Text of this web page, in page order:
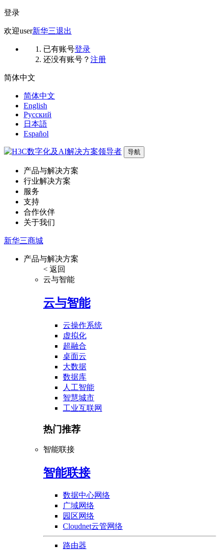
登录
欢迎user新华三退出
已有账号登录
还没有账号？ 注册
简体中文
简体中文
English
Русский
日本語
Español
导航
产品与解决方案
行业解决方案
服务
支持
合作伙伴
关于我们
新华三商城
产品与解决方案
< 返回
云与智能
云与智能
云操作系统
虚拟化
超融合
桌面云
大数据
数据库
人工智能
智慧城市
工业互联网
热门推荐
智能联接
智能联接
数据中心网络
广域网络
园区网络
Cloudnet云管网络
路由器